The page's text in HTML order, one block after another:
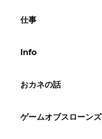
仕事
Info
おカネの話
ゲームオブスローンズ